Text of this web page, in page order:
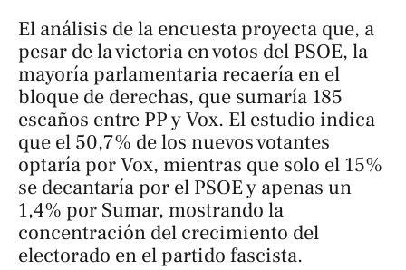
El análisis de la encuesta proyecta que, a
pesar de la victoria en votos del PSOE, la
mayoría parlamentaria recaería en el
bloque de derechas, que sumaría 185
escaños entre PP y Vox. El estudio indica
que el 50,7% de los nuevos votantes
optaría por Vox, mientras que solo el 15%
se decantaría por el PSOE y apenas un
1,4% por Sumar, mostrando la
concentración del crecimiento del
electorado en el partido fascista.